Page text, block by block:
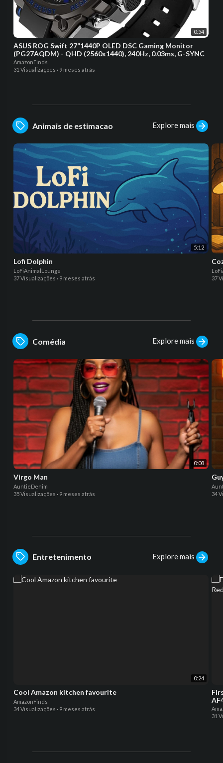
0:54
ASUS ROG Swift 27”1440P OLED DSC Gaming Monitor
(PG27AQDM) - QHD (2560x1440), 240Hz, 0.03ms, G-SYNC
AmazonFinds
31 Visualizações · 9 meses atrás
Animais de estimacao Explore mais
5:12
Lofi Dolphin
LoFiAnimalLounge
37 Visualizações · 9 meses atrás
37
Comédia Explore mais
0:08
Virgo Man
AuntieDenim
35 Visualizações · 9 meses atrás
34
Entretenimento Explore mais
0:24
Cool Amazon kitchen favourite
AmazonFinds
34 Visualizações · 9 meses atrás
31